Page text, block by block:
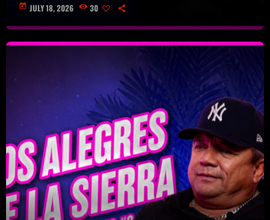
today JULY 18, 2026 30